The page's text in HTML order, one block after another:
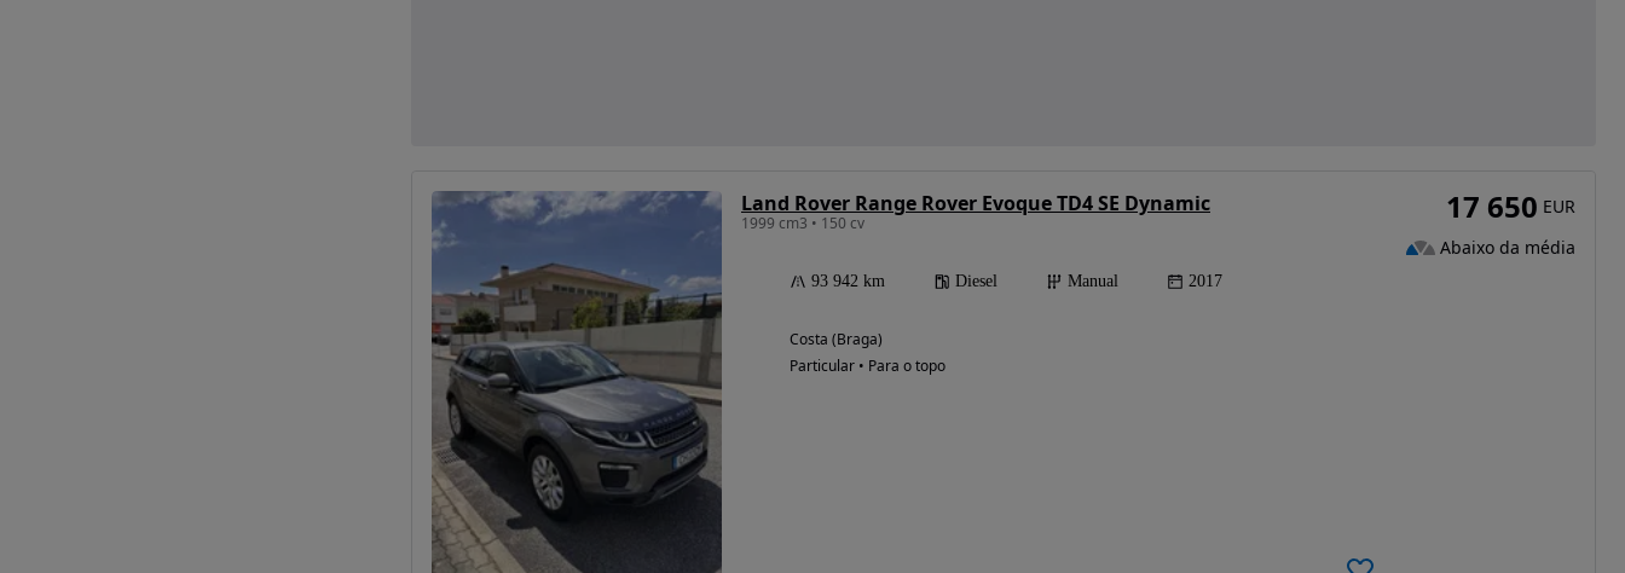
Land Rover Range Rover Evoque TD4 SE Dynamic
1999 cm3 • 150 cv
93 942 km Diesel Manual 2017
Costa (Braga)
Particular • Para o topo
17 650 EUR
Abaixo da média